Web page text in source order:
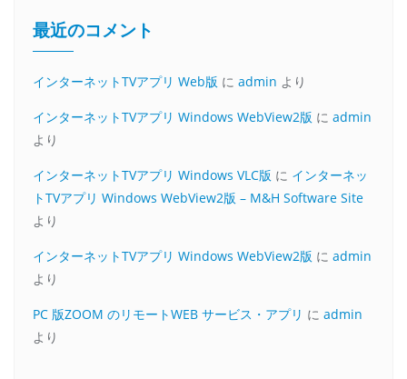
最近のコメント
インターネットTVアプリ Web版 に admin より
インターネットTVアプリ Windows WebView2版 に admin
より
インターネットTVアプリ Windows VLC版 に インターネッ
トTVアプリ Windows WebView2版 – M&H Software Site
より
インターネットTVアプリ Windows WebView2版 に admin
より
PC 版ZOOM のリモートWEB サービス・アプリ に admin
より